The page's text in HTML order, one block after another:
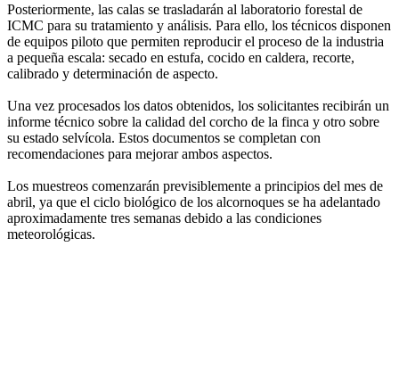
Posteriormente, las calas se trasladarán al laboratorio forestal de
ICMC para su tratamiento y análisis. Para ello, los técnicos disponen
de equipos piloto que permiten reproducir el proceso de la industria
a pequeña escala: secado en estufa, cocido en caldera, recorte,
calibrado y determinación de aspecto.
Una vez procesados los datos obtenidos, los solicitantes recibirán un
informe técnico sobre la calidad del corcho de la finca y otro sobre
su estado selvícola. Estos documentos se completan con
recomendaciones para mejorar ambos aspectos.
Los muestreos comenzarán previsiblemente a principios del mes de
abril, ya que el ciclo biológico de los alcornoques se ha adelantado
aproximadamente tres semanas debido a las condiciones
meteorológicas.